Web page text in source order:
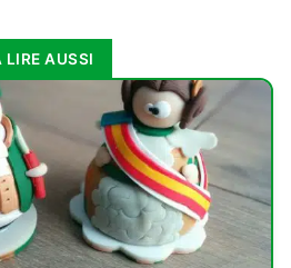
LIRE AUSSI